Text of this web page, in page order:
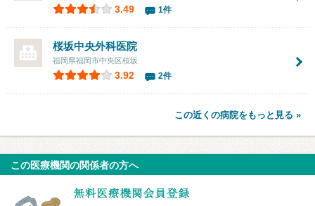
3.49 1件
桜坂中央外科医院
福岡県福岡市中央区桜坂
3.92 2件
この近くの病院をもっと見る »
この医療機関の関係者の方へ